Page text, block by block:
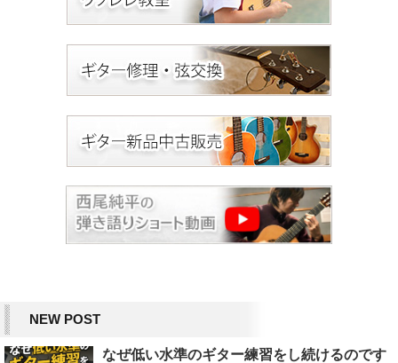
NEW POST
なぜ低い水準のギター練習をし続けるのです